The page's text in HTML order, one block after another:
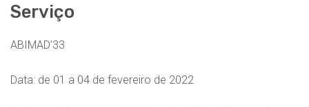
Serviço
ABIMAD’33
Data: de 01 a 04 de fevereiro de 2022